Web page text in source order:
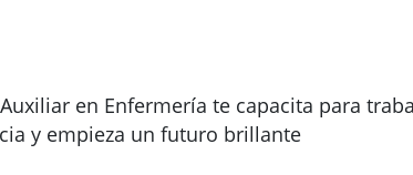
en Enfermería te capacita para
y empieza un futuro brillante